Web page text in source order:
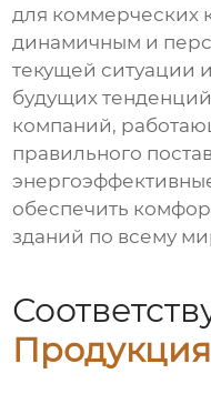
для коммерческих
динамичным и
текущей ситуации
будущих
компаний,
правильного
обеспечить
зданий по всему
Продукция